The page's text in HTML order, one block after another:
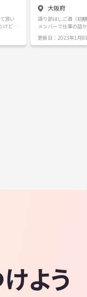
けど社
トン
大阪府
語り部はしご酒（初
メンバーで仕事の話
サークルは、入るの
集) ・人と話すのが
・1人で飲むんだっ
・新しい交友関係を
ど目的以外の人！
更新日：2023年1月8
よう